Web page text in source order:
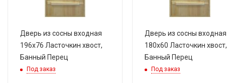
Дверь из сосны входная
196х76 Ласточкин хвост,
Банный Перец
Под заказ
Дверь из сосны входная
180х60 Ласточкин хвост,
Банный Перец
Под заказ